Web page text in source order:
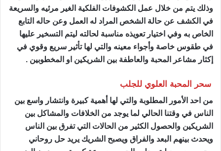
وذلك يتم من خلال عمل الكشوفات الفلكية الغير مرئيه والسريعة
في الكشف عن حالة الشخص المراد له العمل وعن حاله التابع
الخاص به وفي اختيار تعويذه مناسبة لحالته ليتم التسخير عليها
في طقوس خاصة وأجواء معينه والتي لها تأثير سريع وقوي في
إكثار مشاعر المحبة والعاطفة بين الشريكين او المخطوبين .
سحر المحبة العلوي للجلب
من احد الأمور المطلوبة والتي لها أهمية كبيرة وانتشار واسع بين
الناس في وقتنا الحالي لما يوجد من الخلافات والمشاكل بين
الشريكين والحصول الكثير من الحالات التي تفرق بين الناس
ويحدث بينهم البعد والفراق ويصبح الشريك يريد حل روحاني